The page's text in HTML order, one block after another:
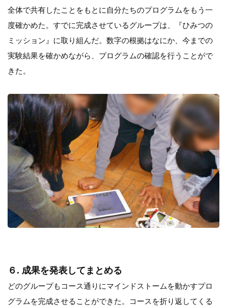
全体で共有したことをもとに自分たちのプログラムをもう一
度確かめた。すでに完成させているグループは、『ひみつの
ミッション』に取り組んだ。数字の根拠はなにか、今までの
実験結果を確かめながら、プログラムの確認を行うことがで
きた。
６. 成果を発表してまとめる
どのグループもコース通りにマインドストームを動かすプロ
グラムを完成させることができた。コースを折り返してくる